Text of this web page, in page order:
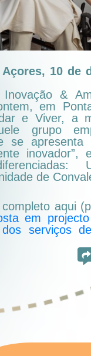
10 de
Inovação &
em
e Viver, a
grupo
se apresenta
inovador”,
de
aqui
em
dos serviços